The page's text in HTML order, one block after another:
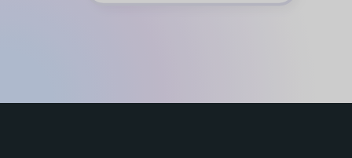
Sheetgo’s infrastructure via the web app